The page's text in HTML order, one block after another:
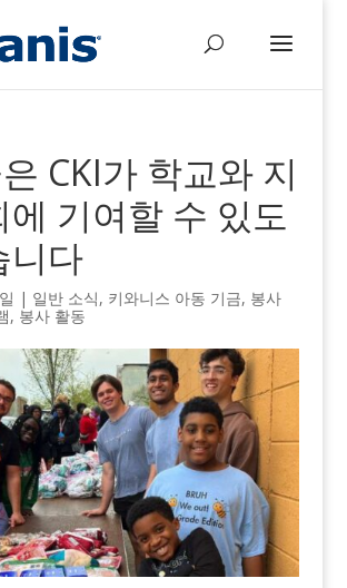
CKI가 학교와 지
에 기여할 수 있도
니다
| 일반 소식, 키와니스 아동 기금, 봉사
, 봉사 활동